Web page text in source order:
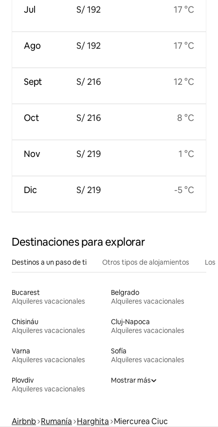
Jul
Ago
Sept
Oct
Nov
Dic
S/ 192
S/ 192
S/ 216
S/ 216
S/ 219
S/ 219
17 °C
17 °C
12 °C
8 °C
1 °C
-5 °C
Destinaciones para explorar
Destinos a un paso de ti Otros tipos de alojamientos
Bucarest
Alquileres vacacionales
Belgrado
Alquileres vacacionales
Chisináu
Alquileres vacacionales
Cluj-Napoca
Alquileres vacacionales
Varna
Alquileres vacacionales
Sofía
Alquileres vacacionales
Plovdiv
Alquileres vacacionales
Mostrar más
Airbnb Rumanía Harghita Miercurea Ciuc